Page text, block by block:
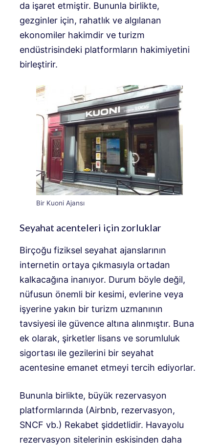
da işaret etmiştir. Bununla birlikte,
gezginler için, rahatlık ve algılanan
ekonomiler hakimdir ve turizm
endüstrisindeki platformların hakimiyetini
birleştirir.
Bir Kuoni Ajansı
Seyahat acenteleri için zorluklar
Birçoğu fiziksel seyahat ajanslarının
internetin ortaya çıkmasıyla ortadan
kalkacağına inanıyor. Durum böyle değil,
nüfusun önemli bir kesimi, evlerine veya
işyerine yakın bir turizm uzmanının
tavsiyesi ile güvence altına alınmıştır. Buna
ek olarak, şirketler lisans ve sorumluluk
sigortası ile gezilerini bir seyahat
acentesine emanet etmeyi tercih ediyorlar.
Bununla birlikte, büyük rezervasyon
platformlarında (Airbnb, rezervasyon,
SNCF vb.) Rekabet şiddetlidir. Havayolu
rezervasyon sitelerinin eskisinden daha